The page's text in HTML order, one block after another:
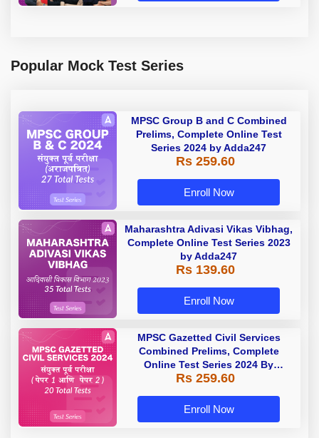
Popular Mock Test Series
MPSC Group B and C Combined
Prelims, Complete Online Test
Series 2024 by Adda247
Rs 259.60
Enroll Now
Maharashtra Adivasi Vikas Vibhag,
Complete Online Test Series 2023
by Adda247
Rs 139.60
Enroll Now
MPSC Gazetted Civil Services
Combined Prelims, Complete
Online Test Series 2024 By
Adda247
Rs 259.60
Enroll Now